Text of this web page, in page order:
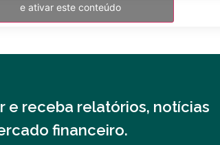
e ativar este conteúdo
e receba relatórios, notícias
financeiro.